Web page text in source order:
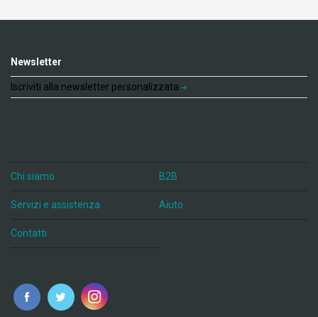
Newsletter
Iscriviti alla newsletter personalizzata
Chi siamo B2B
Servizi e assistenza Aiuto
Contatti